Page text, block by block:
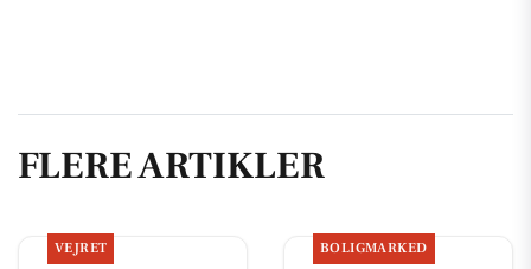
FLERE ARTIKLER
VEJRET BOLIGMARKED